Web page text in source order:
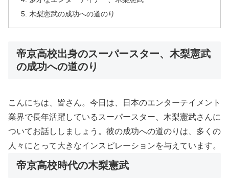
木梨憲武の成功への道のり
帝京高校出身のスーパースター、木梨憲武
の成功への道のり
こんにちは、皆さん。今日は、日本のエンターテイメント
業界で長年活躍しているスーパースター、木梨憲武さんに
ついてお話ししましょう。彼の成功への道のりは、多くの
人々にとって大きなインスピレーションを与えています。
帝京高校時代の木梨憲武